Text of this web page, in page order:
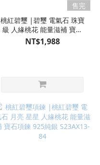
售完
桃紅碧璽 |碧璽 電氣石 珠寶
級 人緣桃花 能量滋補 寶石
戒指 925純銀 活圍
S23AX13-73
NT$1,988